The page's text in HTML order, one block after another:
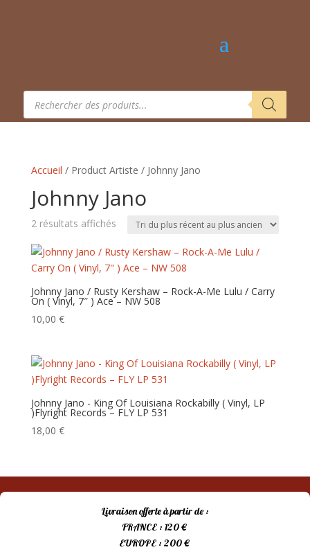
Recherche
produits
Accueil / Product Artiste / Johnny Jano
Johnny Jano
2 résultats affichésTrié
plus
récent
au
plus
Johnny Jano / Rusty Kershaw – Rock-A-Me Lulu / Carry
On ( Vinyl, 7″ ) Ace – NW 508
10,00 €
Johnny Jano ‎‎- King Of Louisiana Rockabilly ( Vinyl, LP
)Flyright Records – FLY LP 531
18,00 €
Livraison offerte à partir de :
FRANCE : 120 €
EUROPE : 200 €